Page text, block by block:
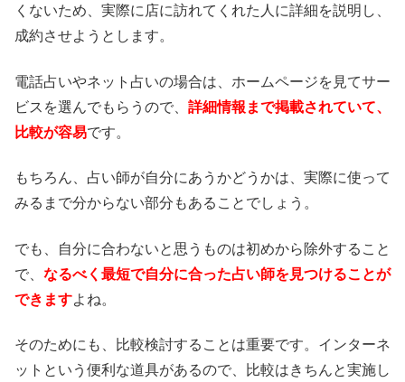
くないため、実際に店に訪れてくれた人に詳細を説明し、
成約させようとします。
電話占いやネット占いの場合は、ホームページを見てサー
ビスを選んでもらうので、 詳細情報まで掲載されていて、
比較が容易です。
もちろん、占い師が自分にあうかどうかは、実際に使って
みるまで分からない部分もあることでしょう。
でも、自分に合わないと思うものは初めから除外すること
で、 なるべく最短で自分に合った占い師を見つけることが
できますよね。
そのためにも、比較検討することは重要です。インターネ
ットという便利な道具があるので、比較はきちんと実施し